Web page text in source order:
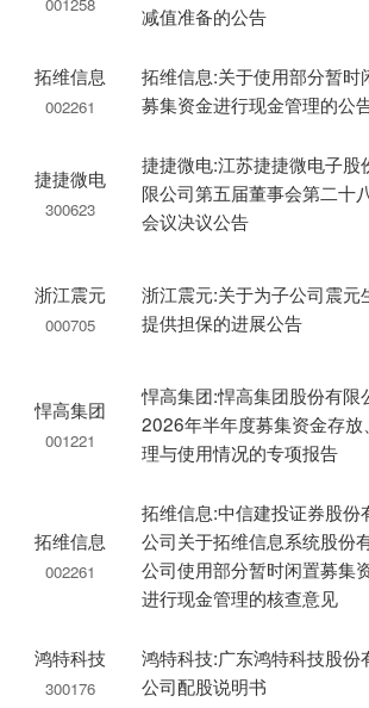
减值准备的公告
拓维信息
002261
拓维信息:关于使用部分暂时
募集资金进行现金管理的公
捷捷微电
300623
捷捷微电:江苏捷捷微电子股
限公司第五届董事会第二十
会议决议公告
浙江震元
000705
浙江震元:关于为子公司震元
提供担保的进展公告
悍高集团
001221
悍高集团:悍高集团股份有限
2026年半年度募集资金存放
理与使用情况的专项报告
拓维信息
002261
拓维信息:中信建投证券股份
公司关于拓维信息系统股份
公司使用部分暂时闲置募集
进行现金管理的核查意见
鸿特科技
300176
鸿特科技:广东鸿特科技股份
公司配股说明书